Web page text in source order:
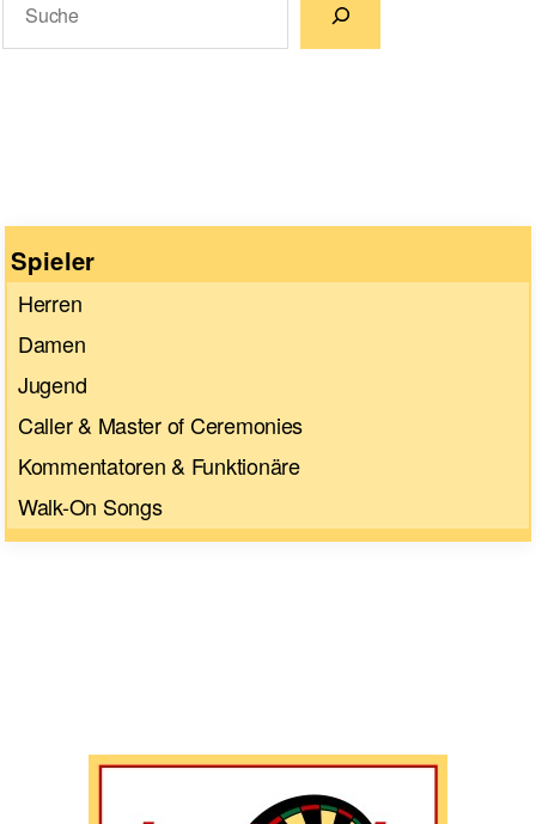
Spieler
Herren
Damen
Jugend
Caller & Master of Ceremonies
Kommentatoren & Funktionäre
Walk-On Songs